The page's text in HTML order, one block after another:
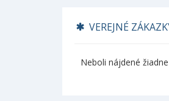
VEREJNÉ
Neboli nájdené